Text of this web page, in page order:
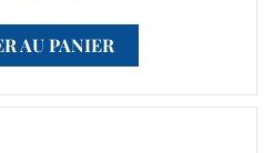
AU PANIER